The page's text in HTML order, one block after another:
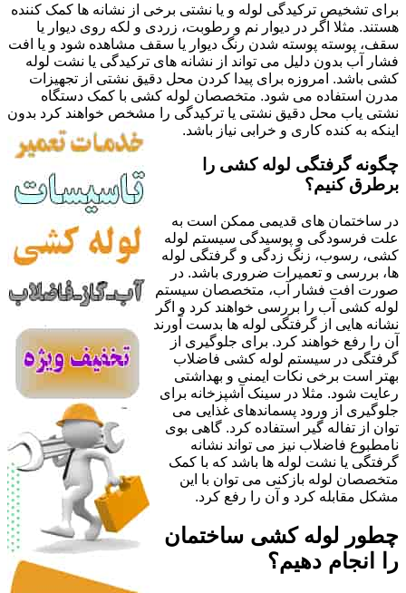
برای تشخیص ترکیدگی لوله و یا نشتی برخی از نشانه ها کمک کننده
هستند. مثلا اگر در دیوار نم و رطوبت، زردی و لکه روی دیوار یا
سقف، پوسته پوسته شدن رنگ دیوار یا سقف مشاهده شود و یا افت
فشار آب بدون دلیل می تواند از نشانه های ترکیدگی یا نشت لوله
کشی باشد. امروزه برای پیدا کردن محل دقیق نشتی از تجهیزات
مدرن استفاده می شود. متخصصان لوله کشی با کمک دستگاه
نشتی یاب محل دقیق نشتی یا ترکیدگی را مشخص خواهند کرد بدون
اینکه به کنده کاری و خرابی نیاز باشد.
چگونه گرفتگی لوله کشی را
برطرق کنیم؟
در ساختمان های قدیمی ممکن است به
علت فرسودگی و پوسیدگی سیستم لوله
کشی، رسوب، زنگ زدگی و گرفتگی لوله
ها، بررسی و تعمیرات ضروری باشد. در
صورت افت فشار آب، متخصصان سیستم
لوله کشی آب را بررسی خواهند کرد و اگر
نشانه هایی از گرفتگی لوله ها بدست آورند
آن را رفع خواهند کرد. برای جلوگیری از
گرفتگی در سیستم لوله کشی فاضلاب
بهتر است برخی نکات ایمنی و بهداشتی
رعایت شود. مثلا در سینک آشپزخانه برای
جلوگیری از ورود پسماندهای غذایی می
توان از تفاله گیر استفاده کرد. گاهی بوی
نامطبوع فاضلاب نیز می تواند نشانه
گرفتگی یا نشت لوله ها باشد که با کمک
متخصصان لوله بازکنی می توان با این
مشکل مقابله کرد و آن را رفع کرد.
چطور لوله کشی ساختمان
را انجام دهیم؟